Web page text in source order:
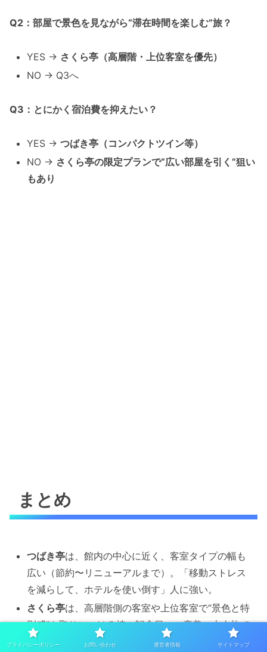
Q2：部屋で景色を見ながら“滞在時間を楽しむ”旅？
YES → さくら亭（高層階・上位客室を優先）
NO → Q3へ
Q3：とにかく宿泊費を抑えたい？
YES →つばき亭（コンパクトツイン等）
NO → さくら亭の限定プランで“広い部屋を引く”狙い
もあり
まとめ
つばき亭は、館内の中心に近く、客室タイプの幅も
広い（節約〜リニューアルまで）。「移動ストレス
を減らして、ホテルを使い倒す」人に強い。
さくら亭は、高層階側の客室や上位客室で“景色と特
別感”を取りにいける棟。記念日・ご褒美・大人旅で
満足度が跳ねやすい。
プライバシーポリシー お問い合わせ 運営者情報 サイトマップ